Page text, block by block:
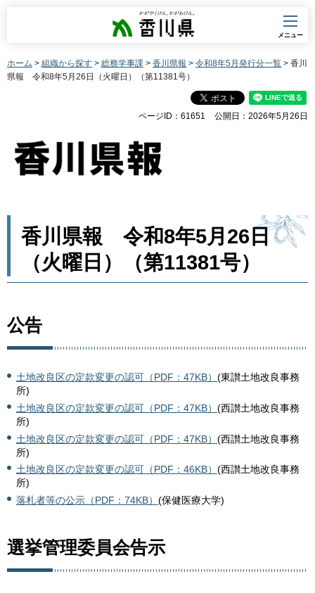
香川県
メニュー
ホーム > 組織から探す > 総務学事課 > 香川県報 > 令和8年5月発行分一覧 > 香川
県報 令和8年5月26日（火曜日）（第11381号）
ページID：61651 公開日：2026年5月26日
香川県報 令和8年5月26日
（火曜日）（第11381号）
公告
土地改良区の定款変更の認可（PDF：47KB） (東讃土地改良事務
所)
土地改良区の定款変更の認可（PDF：47KB） (西讃土地改良事務
所)
土地改良区の定款変更の認可（PDF：47KB） (西讃土地改良事務
所)
土地改良区の定款変更の認可（PDF：46KB） (西讃土地改良事務
所)
落札者等の公示（PDF：74KB） (保健医療大学)
選挙管理委員会告示